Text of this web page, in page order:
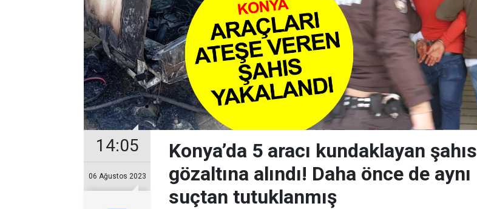
14:05
06 Ağustos 2023
Konya’da 5 aracı kundaklayan şahıs
gözaltına alındı! Daha önce de aynı
suçtan tutuklanmış